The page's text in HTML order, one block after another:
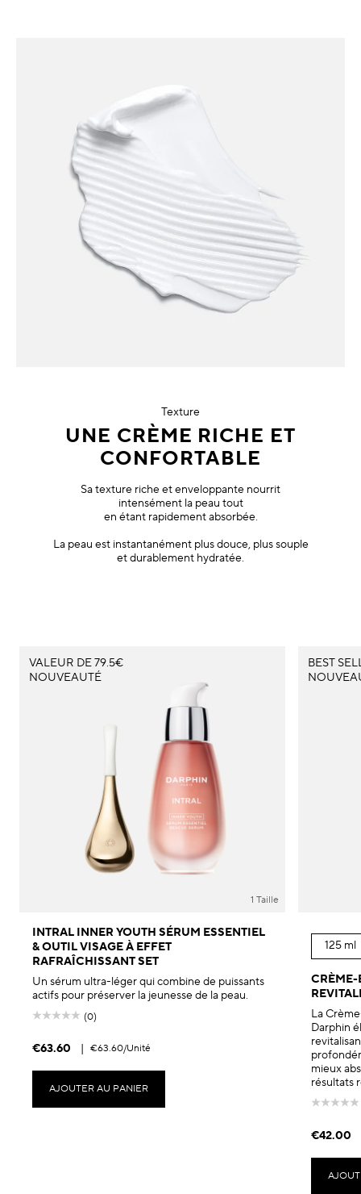
Texture
UNE CRÈME RICHE ET
CONFORTABLE
Sa texture riche et enveloppante nourrit
intensément la peau tout
en étant rapidement absorbée.
La peau est instantanément plus douce, plus souple
et durablement hydratée.
VALEUR DE 79.5€
NOUVEAUTÉ
1 Taille
INTRAL INNER YOUTH SÉRUM ESSENTIEL
& OUTIL VISAGE À EFFET
RAFRAÎCHISSANT SET
Un sérum ultra-léger qui combine de puissants
actifs pour préserver la jeunesse de la peau.
(0)
€63.60 | €63.60/Unité
AJOUTER AU PANIER
BEST
125 ml
CRÈME-
La
Darphin
mieux
résultats
€42.00